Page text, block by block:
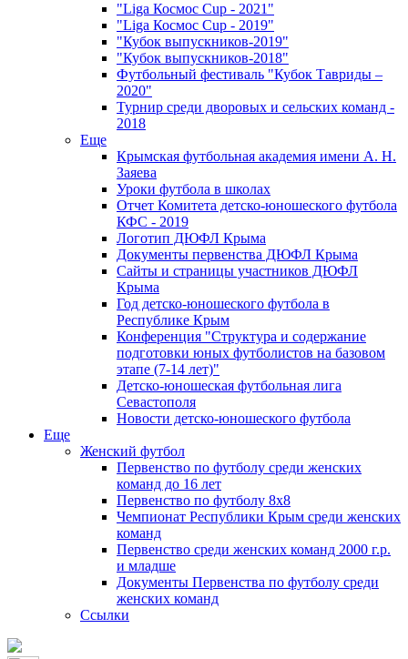
"Liga Космос Cup - 2021"
"Liga Космос Cup - 2019"
"Кубок выпускников-2019"
"Кубок выпускников-2018"
Футбольный фестиваль "Кубок Тавриды –
2020"
Турнир среди дворовых и сельских команд -
2018
Еще
Крымская футбольная академия имени А. Н.
Заяева
Уроки футбола в школах
Отчет Комитета детско-юношеского футбола
КФС - 2019
Логотип ДЮФЛ Крыма
Документы первенства ДЮФЛ Крыма
Сайты и страницы участников ДЮФЛ
Крыма
Год детско-юношеского футбола в
Республике Крым
Конференция "Структура и содержание
подготовки юных футболистов на базовом
этапе (7-14 лет)"
Детско-юношеская футбольная лига
Севастополя
Новости детско-юношеского футбола
Еще
Женский футбол
Первенство по футболу среди женских
команд до 16 лет
Первенство по футболу 8х8
Чемпионат Республики Крым среди женских
команд
Первенство среди женских команд 2000 г.р.
и младше
Документы Первенства по футболу среди
женских команд
Ссылки